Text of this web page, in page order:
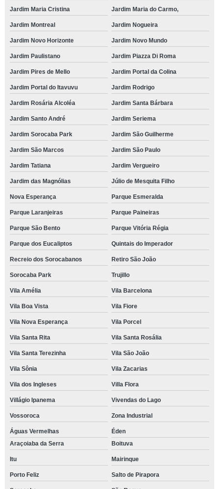
Jardim Maria Cristina Jardim Maria do Carmo,
Jardim Montreal Jardim Nogueira
Jardim Novo Horizonte Jardim Novo Mundo
Jardim Paulistano Jardim Piazza Di Roma
Jardim Pires de Mello Jardim Portal da Colina
Jardim Portal do Itavuvu Jardim Rodrigo
Jardim Rosária Alcoléa Jardim Santa Bárbara
Jardim Santo André Jardim Seriema
Jardim Sorocaba Park Jardim São Guilherme
Jardim São Marcos Jardim São Paulo
Jardim Tatiana Jardim Vergueiro
Jardim das Magnólias Júlio de Mesquita Filho
Nova Esperança Parque Esmeralda
Parque Laranjeiras Parque Paineiras
Parque São Bento Parque Vitória Régia
Parque dos Eucaliptos Quintais do Imperador
Recreio dos Sorocabanos Retiro São João
Sorocaba Park Trujillo
Vila Amélia Vila Barcelona
Vila Boa Vista Vila Fiore
Vila Nova Esperança Vila Porcel
Vila Santa Rita Vila Santa Rosália
Vila Santa Terezinha Vila São João
Vila Sônia Vila Zacarias
Vila dos Ingleses Villa Flora
Villágio Ipanema Vivendas do Lago
Vossoroca Zona Industrial
Águas Vermelhas
Éden
Araçoiaba da Serra
Boituva
Itu Mairinque
Porto Feliz Salto de Pirapora